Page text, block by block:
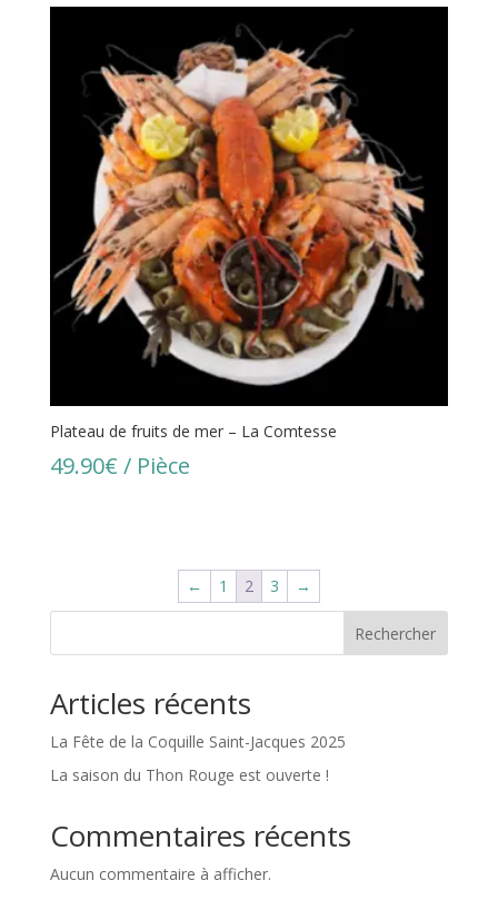
Plateau de fruits de mer – La Comtesse
49.90€ / Pièce
← 1 2 3 →
Rechercher
Articles récents
La Fête de la Coquille Saint-Jacques 2025
La saison du Thon Rouge est ouverte !
Commentaires récents
Aucun commentaire à afficher.